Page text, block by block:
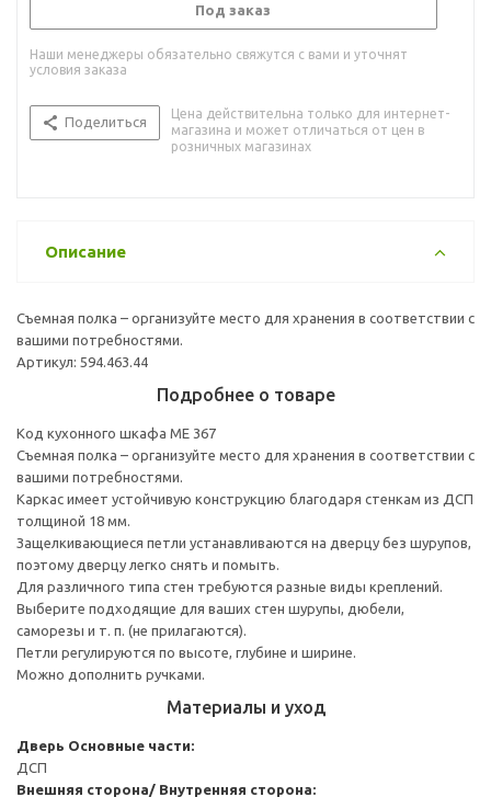
Под заказ
Наши менеджеры обязательно свяжутся с вами и уточнят
условия заказа
Поделиться
Цена действительна только для интернет-
магазина и может отличаться от цен в
розничных магазинах
Описание
Съемная полка – организуйте место для хранения в соответствии с
вашими потребностями.
Артикул: 594.463.44
Подробнее о товаре
Код кухонного шкафа ME 367
Съемная полка – организуйте место для хранения в соответствии с
вашими потребностями.
Каркас имеет устойчивую конструкцию благодаря стенкам из ДСП
толщиной 18 мм.
Защелкивающиеся петли устанавливаются на дверцу без шурупов,
поэтому дверцу легко снять и помыть.
Для различного типа стен требуются разные виды креплений.
Выберите подходящие для ваших стен шурупы, дюбели,
саморезы и т. п. (не прилагаются).
Петли регулируются по высоте, глубине и ширине.
Можно дополнить ручками.
Материалы и уход
Дверь Основные части:
ДСП
Внешняя сторона/ Внутренняя сторона: